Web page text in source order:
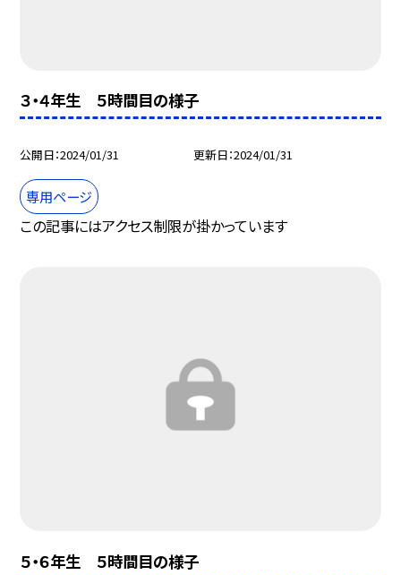
３・４年生 ５時間目の様子
公開日 2024/01/31 更新日 2024/01/31
専用ページ
この記事にはアクセス制限が掛かっています
５・６年生 ５時間目の様子